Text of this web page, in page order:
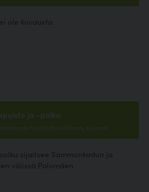
ole kuvausta.
ja -polku
päästä koilliseen, Kouvola
sijaitsee Sammonkadun ja
välissä Palomäen